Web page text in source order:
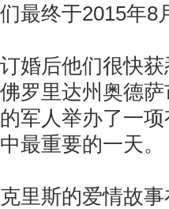
们最终于2015年8
订婚后他们很快
佛罗里达州奥德
的军人举办了一
中最重要的一天。
克里斯的爱情故